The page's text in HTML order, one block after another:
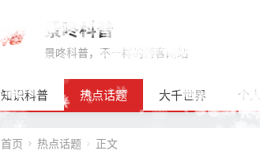
景咚科普
景咚科普，不一样的博客网站
知识科普 热点话题 大千世界 个
首页  热点话题  正文